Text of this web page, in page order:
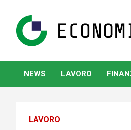
content
NEWS LAVORO
LAVORO